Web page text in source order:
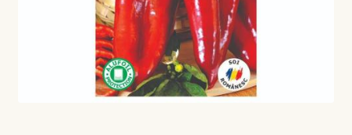
ecoVazon în Mass-Media